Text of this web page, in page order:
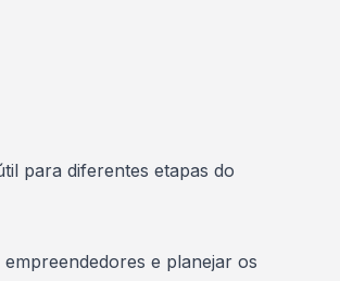
para diferentes etapas do
e planejar os